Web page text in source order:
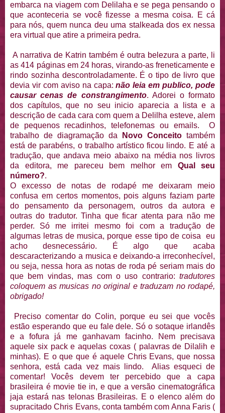
embarca na viagem com Delilaha e se pega pensando o
que aconteceria se você fizesse a mesma coisa. E cá
para nós, quem nunca deu uma stalkeada dos ex nessa
era virtual que atire a primeira pedra.
A narrativa de Katrin também é outra belezura a parte, li
as 414 páginas em 24 horas, virando-as freneticamente e
rindo sozinha descontroladamente. É o tipo de livro que
devia vir com aviso na capa:não leia em publico, pode
causar cenas de constrangimento. Adorei o formato
dos capítulos, que no seu inicio aparecia a lista e a
descrição de cada cara com quem a Delilha esteve, alem
de pequenos recadinhos, telefonemas ou emails. O
trabalho de diagramação da
Novo Conceito também
está de parabéns, o trabalho artístico ficou lindo. E até a
tradução, que andava meio abaixo na média nos livros
da editora, me pareceu bem melhor em Qual seu
número?.
O excesso de notas de rodapé me deixaram meio
confusa em certos momentos, pois alguns faziam parte
do pensamento da personagem, outros da autora e
outras do tradutor. Tinha que ficar atenta para não me
perder. Só me irritei mesmo foi com a tradução de
algumas letras de musica, porque esse tipo de coisa eu
acho desnecessário. É algo que acaba
descaracterizando a musica e deixando-a irreconhecível,
ou seja, nessa hora as notas de roda pé seriam mais do
que bem vindas, mas com o uso contrario: tradutores
coloquem as musicas no original e traduzam no rodapé,
obrigado!
Preciso comentar do Colin, porque eu sei que vocês
estão esperando que eu fale dele. Só o sotaque irlandês
e a fofura já me ganhavam facinho. Nem precisava
aquele six pack e aquelas coxas ( palavras de Dilalih e
minhas). E o que que é aquele Chris Evans, que nossa
senhora, está cada vez mais lindo. Alias esqueci de
comentar! Vocês devem ter percebido que a capa
brasileira é movie tie in, e que a versão cinematográfica
jaja estará nas telonas Brasileiras. E o elenco além do
supracitado Chris Evans, conta também com Anna Faris (